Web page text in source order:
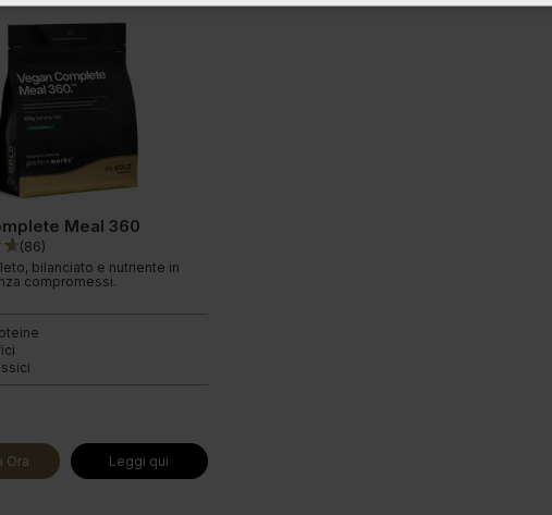
Meal 360
(86)
bilanciato e nutriente in
compromessi.
Ora Leggi qui